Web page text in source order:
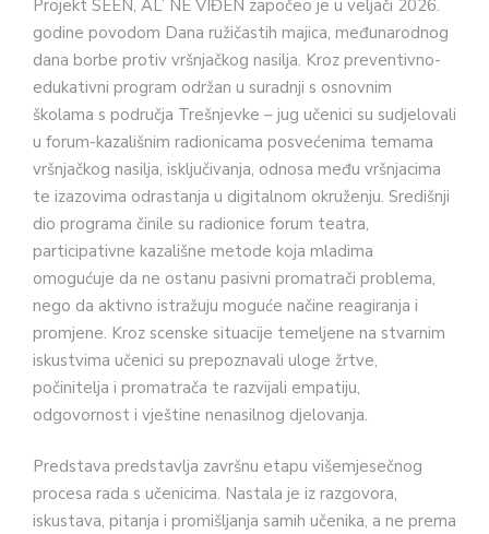
Projekt SEEN, AL’ NE VIĐEN započeo je u veljači 2026.
godine povodom Dana ružičastih majica, međunarodnog
dana borbe protiv vršnjačkog nasilja. Kroz preventivno-
edukativni program održan u suradnji s osnovnim
školama s područja Trešnjevke – jug učenici su sudjelovali
u forum-kazališnim radionicama posvećenima temama
vršnjačkog nasilja, isključivanja, odnosa među vršnjacima
te izazovima odrastanja u digitalnom okruženju. Središnji
dio programa činile su radionice forum teatra,
participativne kazališne metode koja mladima
omogućuje da ne ostanu pasivni promatrači problema,
nego da aktivno istražuju moguće načine reagiranja i
promjene. Kroz scenske situacije temeljene na stvarnim
iskustvima učenici su prepoznavali uloge žrtve,
počinitelja i promatrača te razvijali empatiju,
odgovornost i vještine nenasilnog djelovanja.
Predstava predstavlja završnu etapu višemjesečnog
procesa rada s učenicima. Nastala je iz razgovora,
iskustava, pitanja i promišljanja samih učenika, a ne prema